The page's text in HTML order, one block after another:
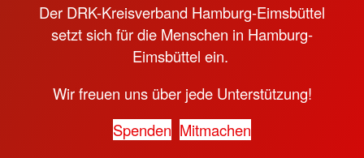
Der DRK-Kreisverband Hamburg-Eimsbüttel
setzt sich für die Menschen in Hamburg-
Eimsbüttel ein.
Wir freuen uns über jede Unterstützung!
Spenden Mitmachen